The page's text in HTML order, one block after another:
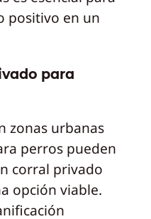
positivo en un
para
zonas urbanas
perros pueden
corral privado
opción viable.